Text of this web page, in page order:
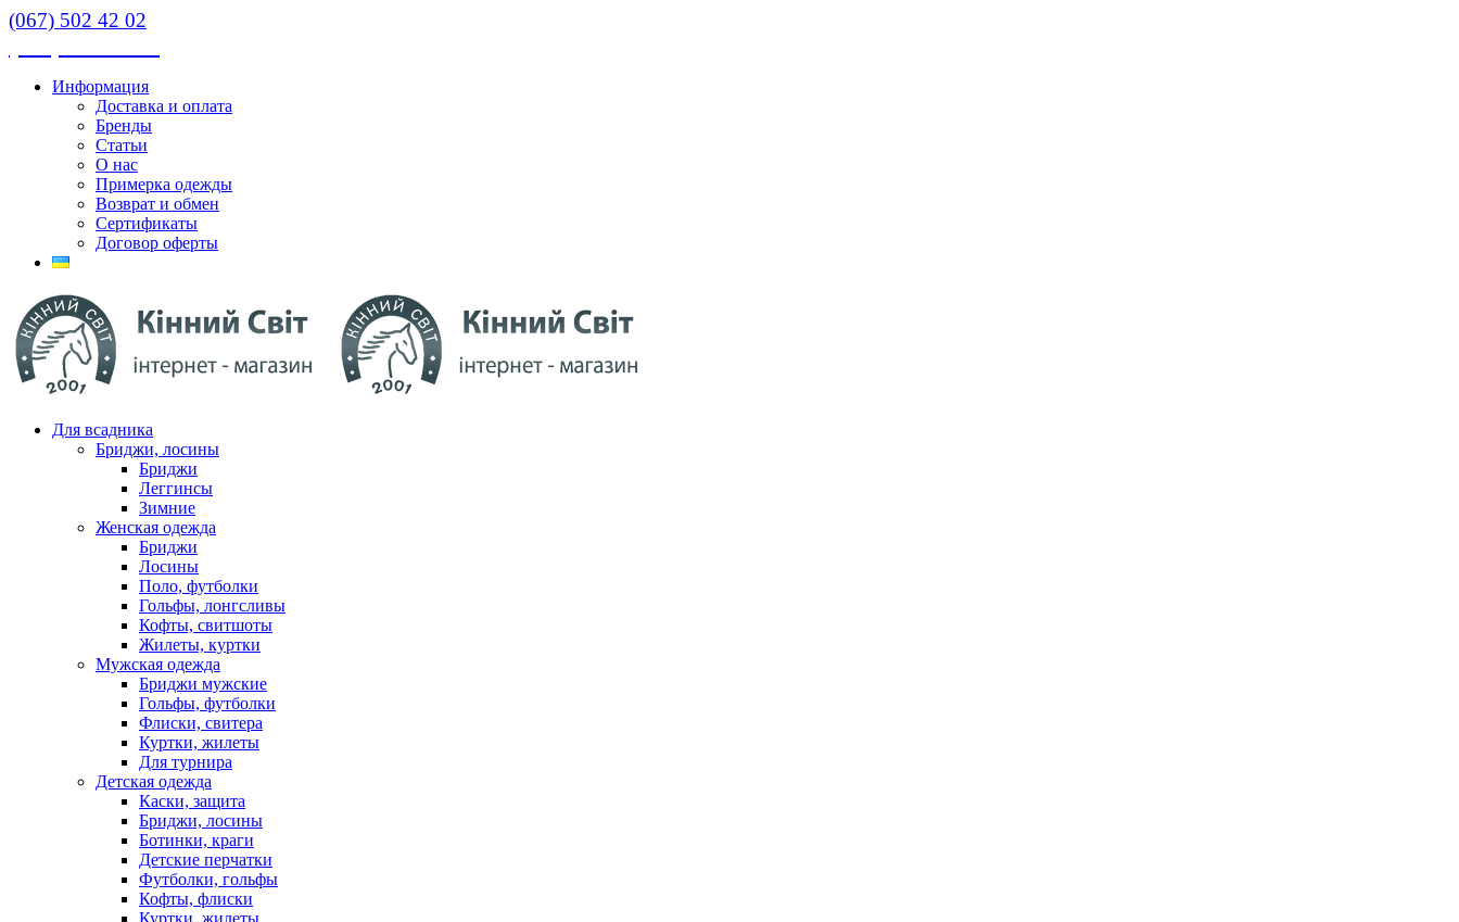
(067) 502 42 02
Информация
Доставка и оплата
Бренды
Статьи
О нас
Примерка одежды
Возврат и обмен
Сертификаты
Договор оферты
Для всадника
Бриджи, лосины
Бриджи
Леггинсы
Зимние
Женская одежда
Бриджи
Лосины
Поло, футболки
Гольфы, лонгсливы
Кофты, свитшоты
Жилеты, куртки
Мужская одежда
Бриджи мужские
Гольфы, футболки
Флиски, свитера
Куртки, жилеты
Для турнира
Детская одежда
Каски, защита
Бриджи, лосины
Ботинки, краги
Детские перчатки
Футболки, гольфы
Кофты, флиски
Куртки, жилеты